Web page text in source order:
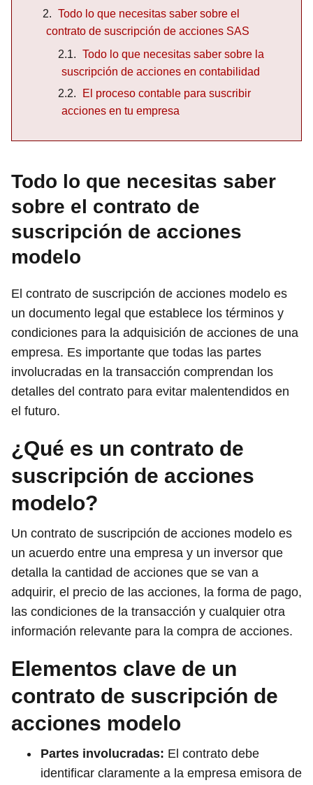
Todo lo que necesitas saber sobre el
contrato de suscripción de acciones SAS
Todo lo que necesitas saber sobre la
suscripción de acciones en contabilidad
El proceso contable para suscribir
acciones en tu empresa
Todo lo que necesitas saber
sobre el contrato de
suscripción de acciones
modelo
El contrato de suscripción de acciones modelo es
un documento legal que establece los términos y
condiciones para la adquisición de acciones de una
empresa. Es importante que todas las partes
involucradas en la transacción comprendan los
detalles del contrato para evitar malentendidos en
el futuro.
¿Qué es un contrato de
suscripción de acciones
modelo?
Un contrato de suscripción de acciones modelo es
un acuerdo entre una empresa y un inversor que
detalla la cantidad de acciones que se van a
adquirir, el precio de las acciones, la forma de pago,
las condiciones de la transacción y cualquier otra
información relevante para la compra de acciones.
Elementos clave de un
contrato de suscripción de
acciones modelo
Partes involucradas: El contrato debe
identificar claramente a la empresa emisora de